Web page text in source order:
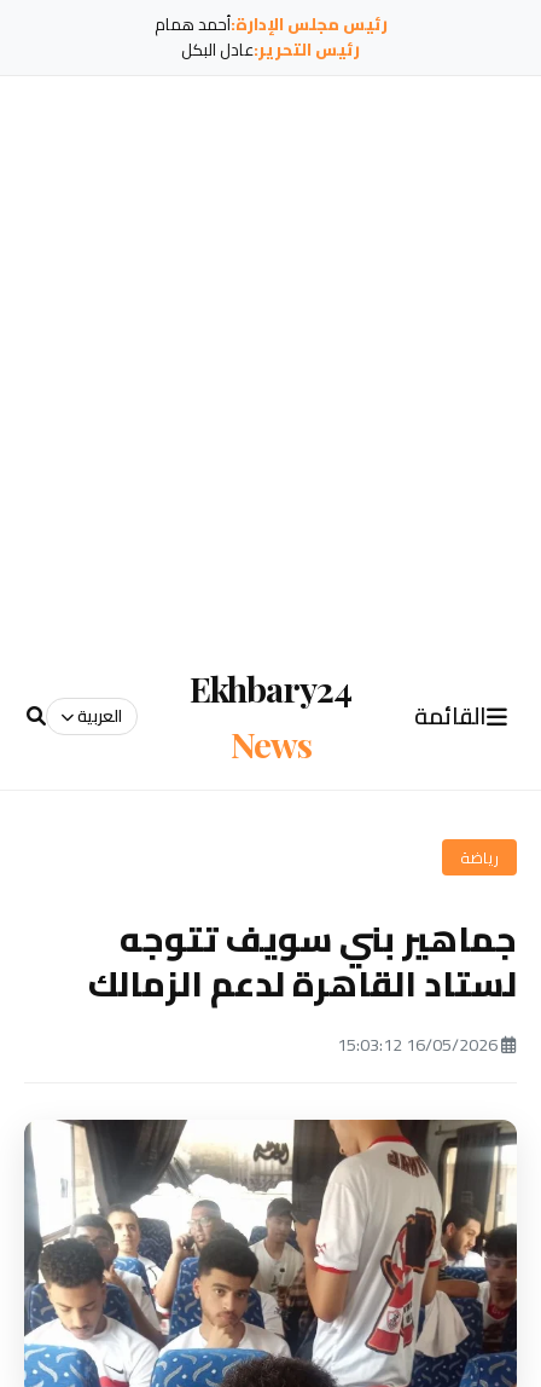
رئيس مجلس الإدارة:أحمد همام
رئيس التحرير:عادل البكل
القائمة
Ekhbary24
News
العربية
رياضة
جماهير بني سويف تتوجه
لستاد القاهرة لدعم الزمالك